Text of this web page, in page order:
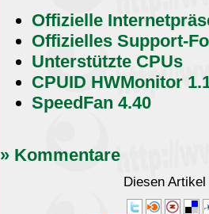
Offizielle
Offizielles Support-
Unterstützte CPUs
CPUID HWMonitor
SpeedFan 4.40
» Kommentare
Diesen